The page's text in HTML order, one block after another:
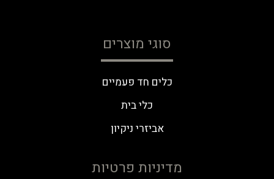
סוגי מוצרים
כלים חד פעמיים
כלי בית
אביזרי ניקיון
מדיניות פרטיות